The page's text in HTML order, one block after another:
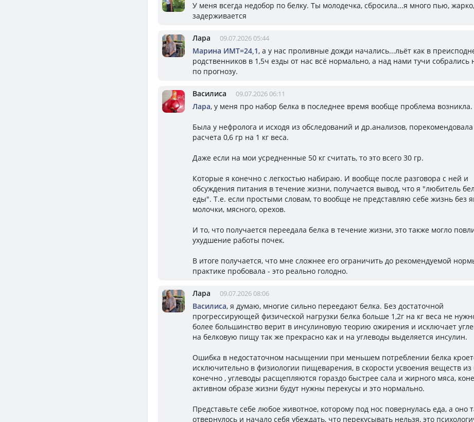
У меня всегда недобор по белку. Ты молодечка, сбросила...я много пью,
задерживается
Лара 09.07.2026 05:44
Марина ИМТ=24,1, а у нас проливные дожди начались...льёт как в
родственников в 1,5ч езды от нас всё нормально, а над нами тучи собрались
по прогнозу.
Василиса 09.07.2026 06:11
Лара, у меня про набор белка в последнее время вообще проблема возникла.
Была у нефролога и исходя из обследований и др.анализов, порекомендовала
расчета 0,6 гр на 1 кг веса.
Даже если на мои усредненные 50 кг считать, то это всего 30 гр.
Которые я конечно с легкостью набираю. И вообще после разговора с ней и
обсуждения питания в течение жизни, получается вывод, что я "любитель
еды". Т.е. если простыми словам, то вообще не представляю себе жизнь без
молочки, мясного, орехов.
И то, что получается переедала белка в течение жизни, это также могло
ухудшение работы почек.
В итоге получается, что мне сложнее его ограничить до рекомендуемой
практике пробовала - это реально голодно.
Лара 09.07.2026 08:06
Василиса, я думаю, многие сильно переедают белка. Без достаточной
прогрессирующей физической нагрузки белка больше 1,2г на кг веса не
более большинство верит в инсулиновую теорию ожирения и исключает
на белковую пищу так же прекрасно как и на углеводы выделяется инсулин.
Ошибка в недостаточном насыщении при меньшем потреблении белка
исключительно в физиологии пищеварения, в скорости усвоения веществ
конечно , углеводы расщепляются гораздо быстрее сала и жирного мяса,
активном образе жизни будут нужны перекусы и это нормально.
Представьте себе любое животное, которому под нос повернулась еда, а оно
отвернулось и начало себя убеждать, что перекусывать нельзя, это